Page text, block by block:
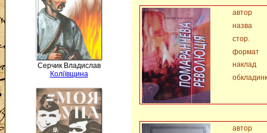
Серчик Владислав
Коліївщина
автор
назва
стор.
формат
наклад
автор